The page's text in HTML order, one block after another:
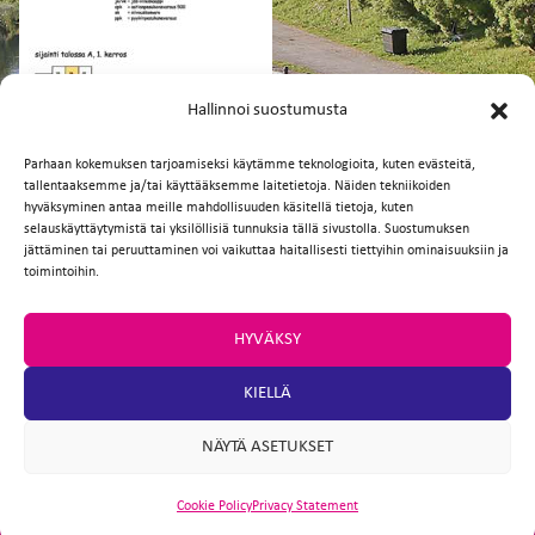
Hallinnoi suostumusta
Parhaan kokemuksen tarjoamiseksi käytämme teknologioita, kuten evästeitä,
tallentaaksemme ja/tai käyttääksemme laitetietoja. Näiden tekniikoiden
hyväksyminen antaa meille mahdollisuuden käsitellä tietoja, kuten
selauskäyttäytymistä tai yksilöllisiä tunnuksia tällä sivustolla. Suostumuksen
jättäminen tai peruuttaminen voi vaikuttaa haitallisesti tiettyihin ominaisuuksiin ja
toimintoihin.
HYVÄKSY
KIELLÄ
NÄYTÄ ASETUKSET
Cookie PolicyPrivacy Statement
Facebook
TwitterEmailWhatsApp